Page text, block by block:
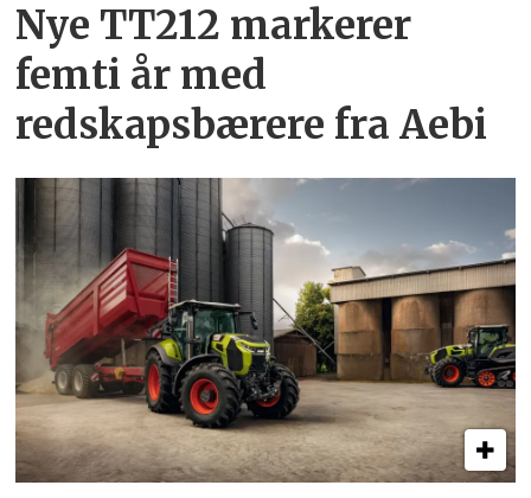
Nye TT212 markerer
femti år­ med
redskapsbærere fra Aebi